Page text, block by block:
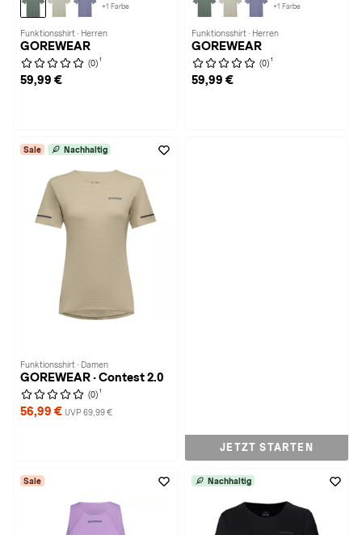
+1 Farbe
Funktionsshirt · Herren
GOREWEAR
(0) 1
59,99 €
+1 Farbe
Funktionsshirt · Herren
GOREWEAR
(0) 1
59,99 €
Sale Nachhaltig
Funktionsshirt · Damen
GOREWEAR · Contest 2.0
(0) 1
56,99 € UVP 69,99 €
JETZT STARTEN
Sale Nachhaltig